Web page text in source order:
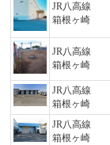
JR八高線
箱根ヶ崎
JR八高線
箱根ヶ崎
JR八高線
箱根ヶ崎
JR八高線
箱根ヶ崎